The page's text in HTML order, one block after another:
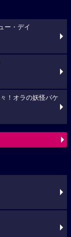
ー・デイ
！オラの妖怪バケ